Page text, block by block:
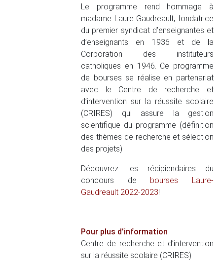
Le programme rend hommage à
madame Laure Gaudreault, fondatrice
du premier syndicat d’enseignantes et
d’enseignants en 1936 et de la
Corporation des instituteurs
catholiques en 1946. Ce programme
de bourses se réalise en partenariat
avec le Centre de recherche et
d’intervention sur la réussite scolaire
(CRIRES) qui assure la gestion
scientifique du programme (définition
des thèmes de recherche et sélection
des projets)
Découvrez les récipiendaires du
concours de bourses Laure-
Gaudreault 2022-2023!
Pour plus d’information
Centre de recherche et d’intervention
sur la réussite scolaire (CRIRES)